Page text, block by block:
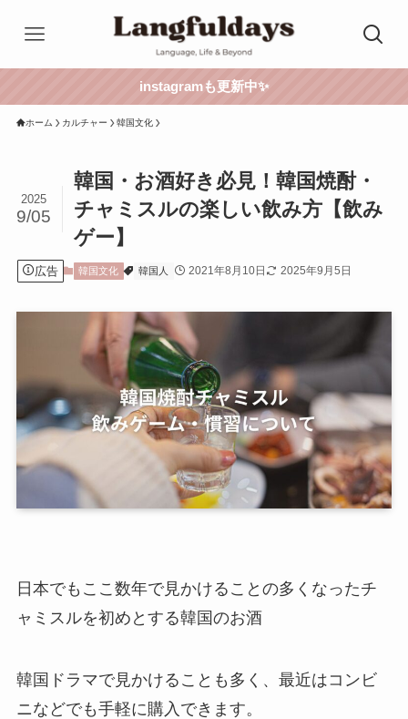
instagramも更新中✨
ホーム カルチャー 韓国文化
韓国・お酒好き必見！韓国焼酎・
チャミスルの楽しい飲み方【飲み
ゲー】
2025
9/05
広告 韓国文化 韓国人 2021年8月10日 2025年9月5日
日本でもここ数年で見かけることの多くなったチ
ャミスルを初めとする韓国のお酒
韓国ドラマで見かけることも多く、最近はコンビ
ニなどでも手軽に購入できます。